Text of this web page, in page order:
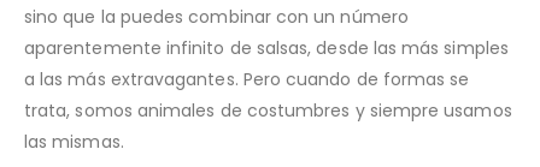
sino que la puedes combinar con un número
aparentemente infinito de salsas, desde las más simples
a las más extravagantes. Pero cuando de formas se
trata, somos animales de costumbres y siempre usamos
las mismas.